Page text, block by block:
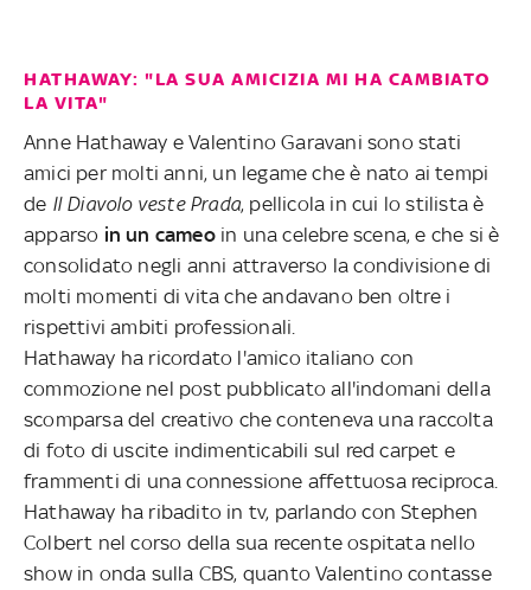
HATHAWAY: "LA SUA AMICIZIA MI HA CAMBIATO
LA VITA"
Anne Hathaway e Valentino Garavani sono stati
amici per molti anni, un legame che è nato ai tempi
de Il Diavolo veste Prada, pellicola in cui lo stilista è
apparso in un cameoin una celebre scena, e che si è
consolidato negli anni attraverso la condivisione di
molti momenti di vita che andavano ben oltre i
rispettivi ambiti professionali.
Hathaway ha ricordato l'amico italiano con
commozione nel post pubblicato all'indomani della
scomparsa del creativo che conteneva una raccolta
di foto di uscite indimenticabili sul red carpet e
frammenti di una connessione affettuosa reciproca.
Hathaway ha ribadito in tv, parlando con Stephen
Colbert nel corso della sua recente ospitata nello
show in onda sulla CBS, quanto Valentino contasse